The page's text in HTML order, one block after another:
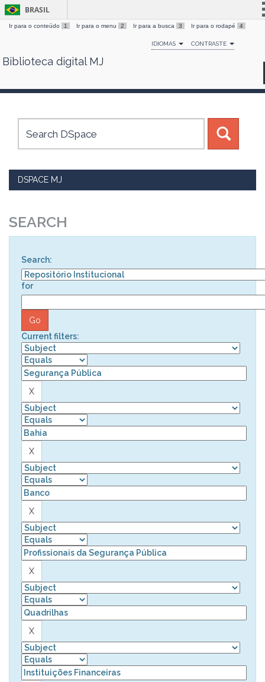
Skip
BRASIL
Simplifique!
Comunica BR
Canais
Ir para o conteúdo 1 Ir para o menu 2 Ir para a busca 3 Ir para o rodapé 4
IDIOMAS CONTRASTE
Biblioteca digital MJ
DSPACE MJ
SEARCH
Search:
for
Current filters: